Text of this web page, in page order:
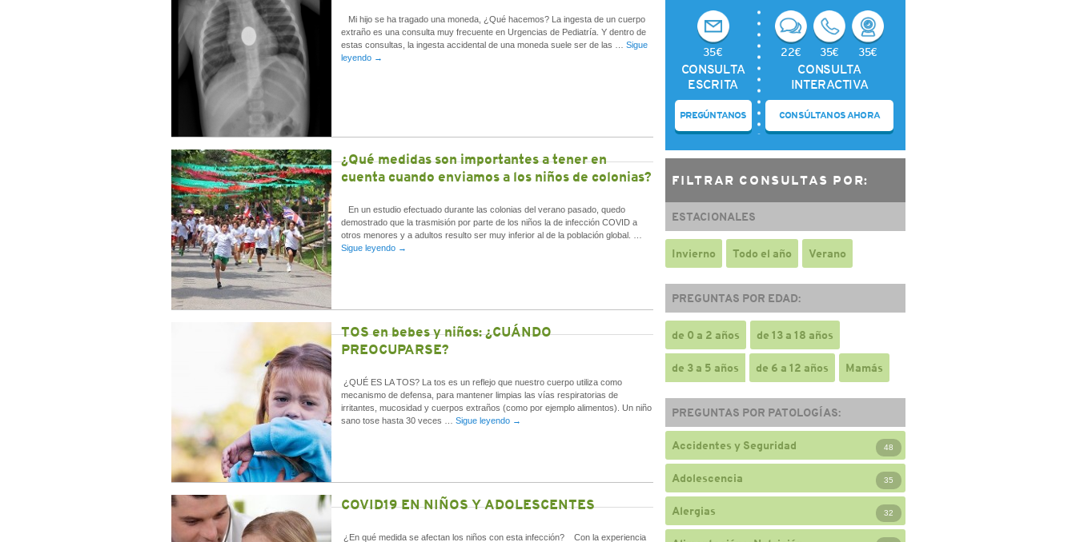
Mi hijo se ha tragado una moneda, ¿Qué hacemos? La ingesta de un cuerpo
extraño es una consulta muy frecuente en Urgencias de Pediatría. Y dentro de
estas consultas, la ingesta accidental de una moneda suele ser de las … Sigue
leyendo →
¿Qué medidas son importantes a tener en
cuenta cuando enviamos a los niños de colonias?
En un estudio efectuado durante las colonias del verano pasado, quedo
demostrado que la trasmisión por parte de los niños la de infección COVID a
otros menores y a adultos resulto ser muy inferior al de la población global. …
Sigue leyendo →
TOS en bebes y niños: ¿CUÁNDO
PREOCUPARSE?
¿QUÉ ES LA TOS? La tos es un reflejo que nuestro cuerpo utiliza como
mecanismo de defensa, para mantener limpias las vías respiratorias de
irritantes, mucosidad y cuerpos extraños (como por ejemplo alimentos). Un niño
sano tose hasta 30 veces … Sigue leyendo →
COVID19 EN NIÑOS Y ADOLESCENTES
¿En qué medida se afectan los niños con esta infección? Con la experiencia
35€
CONSULTA
ESCRITA
PREGÚNTANOS
22€ 35€ 35€
CONSULTA
INTERACTIVA
CONSÚLTANOS AHORA
FILTRAR CONSULTAS POR:
ESTACIONALES
Invierno Todo el año Verano
PREGUNTAS POR EDAD:
de 0 a 2 años de 13 a 18 años
de 3 a 5 años de 6 a 12 años Mamás
PREGUNTAS POR PATOLOGÍAS:
Accidentes y Seguridad 48
Adolescencia 35
Alergias 32